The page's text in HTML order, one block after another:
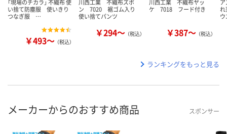
「現場のチカラ」 不織布 使
い捨て防塵服 使いきり
つなぎ服 …
￥493～ （税込）
川西工業 不織布ズボ
ン 7020 裾ゴム入り
使い捨てパンツ
￥294～ （税込）
川西工業 不織布ヤッ
ケ 7018 フード付き
￥387～ （税込）
れ
ランキングをもっと見る
メーカーからのおすすめ商品 スポンサー